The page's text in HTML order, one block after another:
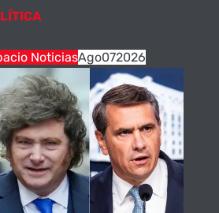
NoticiasAgo072026